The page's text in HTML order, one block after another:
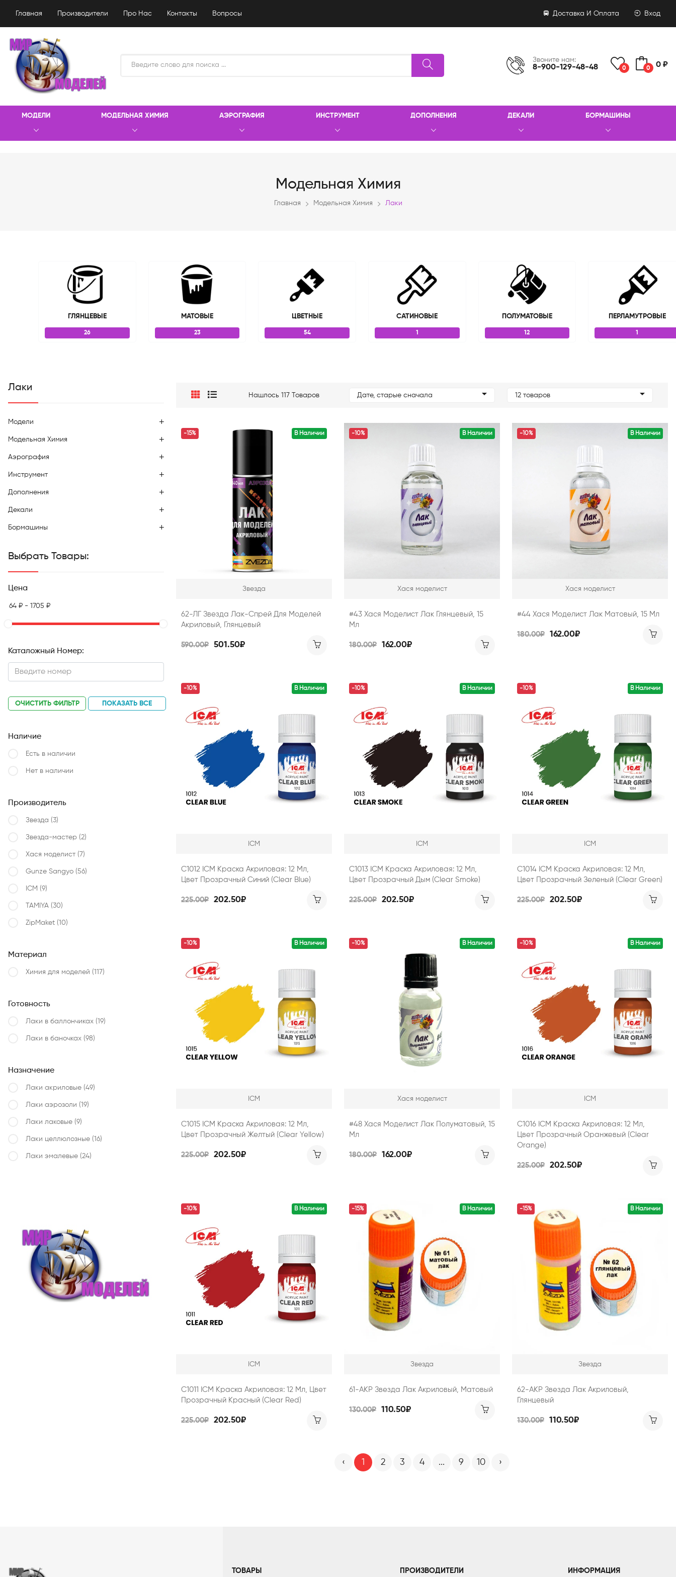
Главная Производители Про Нас Контакты Вопросы Доставка И Оплата Вход
Звоните нам:
8-900-129-48-48 0 0 0 ₽
МОДЕЛИ МОДЕЛЬНАЯ ХИМИЯ АЭРОГРАФИЯ ИНСТРУМЕНТ ДОПОЛНЕНИЯ ДЕКАЛИ БОРМАШИНЫ
Модельная Химия
Главная Модельная Химия Лаки
ГЛЯНЦЕВЫЕ
26
МАТОВЫЕ
23
ЦВЕТНЫЕ
54
САТИНОВЫЕ
1
ПОЛУМАТОВЫЕ
12
ПЕРЛАМУТРОВЫЕ
1
Нашлось 117 Товаров Дате, старые сначала 12 товаров
В Наличии
-15%
Звезда
62-ЛГ Звезда Лак-Спрей Для Моделей
Акриловый, Глянцевый
590.00₽ 501.50₽
В Наличии
-10%
Хася моделист
#43 Хася Моделист Лак Глянцевый, 15
Мл
180.00₽ 162.00₽
В Наличии
-10%
Хася моделист
#44 Хася Моделист Лак Матовый, 15 Мл
180.00₽ 162.00₽
В Наличии
-10%
ICM
C1012 ICM Краска Акриловая: 12 Мл,
Цвет Прозрачный Синий (Clear Blue)
225.00₽ 202.50₽
В Наличии
-10%
ICM
C1013 ICM Краска Акриловая: 12 Мл,
Цвет Прозрачный Дым (Clear Smoke)
225.00₽ 202.50₽
В Наличии
-10%
ICM
C1014 ICM Краска Акриловая: 12 Мл,
Цвет Прозрачный Зеленый (Clear Green)
225.00₽ 202.50₽
В Наличии
-10%
ICM
C1015 ICM Краска Акриловая: 12 Мл,
Цвет Прозрачный Желтый (Clear Yellow)
225.00₽ 202.50₽
В Наличии
-10%
Хася моделист
#48 Хася Моделист Лак Полуматовый, 15
Мл
180.00₽ 162.00₽
В Наличии
-10%
ICM
C1016 ICM Краска Акриловая: 12 Мл,
Цвет Прозрачный Оранжевый (Clear
Orange)
225.00₽ 202.50₽
В Наличии
-10%
ICM
C1011 ICM Краска Акриловая: 12 Мл, Цвет
Прозрачный Красный (Clear Red)
225.00₽ 202.50₽
В Наличии
-15%
Звезда
61-АКР Звезда Лак Акриловый, Матовый
130.00₽ 110.50₽
В Наличии
-15%
Звезда
62-АКР Звезда Лак Акриловый,
Глянцевый
130.00₽ 110.50₽
‹ 1 2 3 4 ... 9 10 ›
Лаки
Модели
Модельная Химия
Аэрография
Инструмент
Дополнения
Декали
Бормашины
Выбрать Товары:
Цена
Каталожный Номер:
ОЧИСТИТЬ ФИЛЬТР ПОКАЗАТЬ ВСЕ
Наличие
Есть в наличии
Нет в наличии
Производитель
Звезда (3)
Звезда-мастер (2)
Хася моделист (7)
Gunze Sangyo (56)
ICM (9)
TAMIYA (30)
ZipMaket (10)
Материал
Химия для моделей (117)
Готовность
Лаки в баллончиках (19)
Лаки в баночках (98)
Назначение
Лаки акриловые (49)
Лаки аэрозоли (19)
Лаки лаковые (9)
Лаки целлюлозные (16)
Лаки эмалевые (24)
ТОВАРЫ ПРОИЗВОДИТЕЛИ ИНФОРМАЦИЯ